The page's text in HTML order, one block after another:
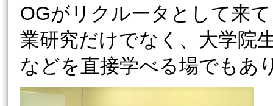
OGがリクルータとして来
業研究だけでなく、大学院
などを直接学べる場でもあ